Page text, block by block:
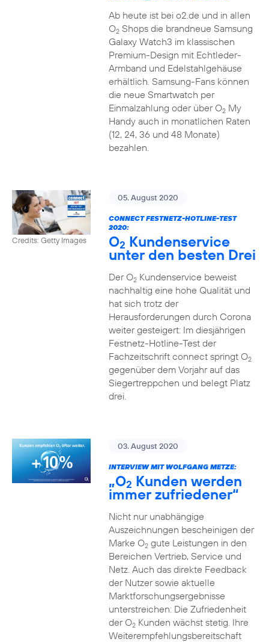
Ab heute ist bei o2.de und in allen
O2Shops die brandneue Samsung
Galaxy Watch3 im klassischen
Premium-Design mit Echtleder-
Armband und Edelstahlgehäuse
erhältlich. Samsung-Fans können
die neue Smartwatch per
Einmalzahlung oder über O2My
Handy auch in monatlichen Raten
(12, 24, 36 und 48 Monate)
bezahlen.
Credits: Getty Images
05. August 2020
CONNECT FESTNETZ-HOTLINE-TEST
2020:
O2 Kundenservice
unter den besten Drei
Der O2Kundenservice beweist
nachhaltig eine hohe Qualität und
hat sich trotz der
Herausforderungen durch Corona
weiter gesteigert: Im diesjährigen
Festnetz-Hotline-Test der
Fachzeitschrift connect springt O2
gegenüber dem Vorjahr auf das
Siegertreppchen und belegt Platz
drei.
03. August 2020
INTERVIEW MIT WOLFGANG METZE:
„O2 Kunden werden
immer zufriedener“
Nicht nur unabhängige
Auszeichnungen bescheinigen der
Marke O2gute Leistungen in den
Bereichen Vertrieb, Service und
Netz. Auch das direkte Feedback
der Nutzer sowie aktuelle
Marktforschungsergebnisse
unterstreichen: Die Zufriedenheit
der O2Kunden wächst stetig. Ihre
Weiterempfehlungsbereitschaft